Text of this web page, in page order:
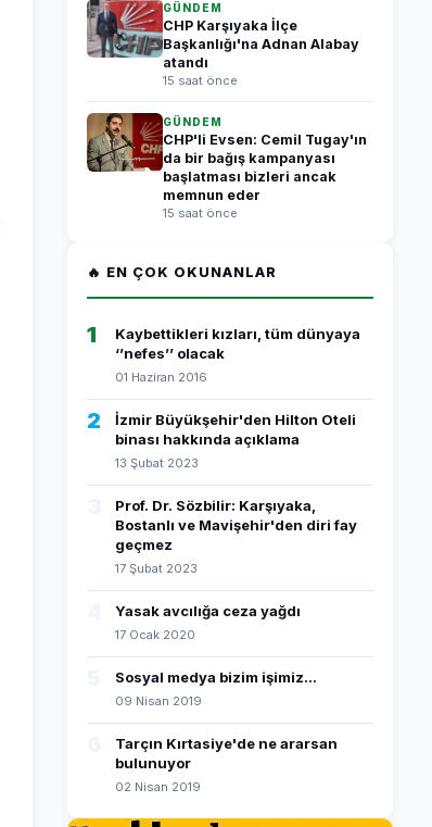
GÜNDEM
CHP Karşıyaka İlçe
Başkanlığı'na Adnan Alabay
atandı
15 saat önce
GÜNDEM
CHP'li Evsen: Cemil Tugay'ın
da bir bağış kampanyası
başlatması bizleri ancak
memnun eder
15 saat önce
🔥 EN ÇOK OKUNANLAR
1
Kaybettikleri kızları, tüm dünyaya
‘’nefes’’ olacak
01 Haziran 2016
2
İzmir Büyükşehir'den Hilton Oteli
binası hakkında açıklama
13 Şubat 2023
Prof. Dr. Sözbilir: Karşıyaka,
Bostanlı ve Mavişehir'den diri fay
geçmez
17 Şubat 2023
Yasak avcılığa ceza yağdı
17 Ocak 2020
Sosyal medya bizim işimiz...
09 Nisan 2019
Tarçın Kırtasiye'de ne ararsan
bulunuyor
02 Nisan 2019